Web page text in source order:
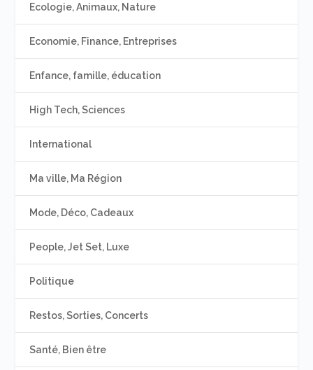
Ecologie, Animaux, Nature
Economie, Finance, Entreprises
Enfance, famille, éducation
High Tech, Sciences
International
Ma ville, Ma Région
Mode, Déco, Cadeaux
People, Jet Set, Luxe
Politique
Restos, Sorties, Concerts
Santé, Bien être